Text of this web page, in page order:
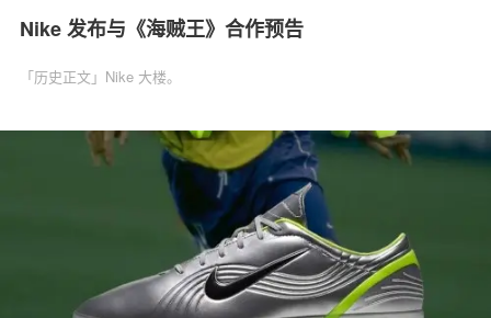
Nike 发布与《海贼王》合作预告
「历史正文」Nike 大楼。